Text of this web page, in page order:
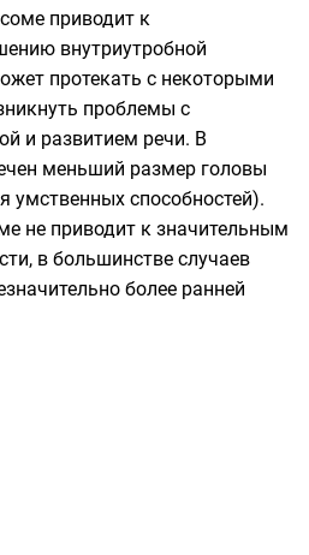
приводит к
внутриутробной
протекать с некоторыми
проблемы с
и развитием речи. В
меньший размер головы
умственных способностей).
не приводит к значительным
в большинстве случаев
более ранней